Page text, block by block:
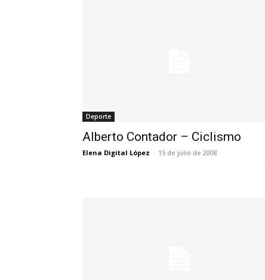
Deporte
Alberto Contador – Ciclismo
Elena Digital López - 15 de julio de 2008